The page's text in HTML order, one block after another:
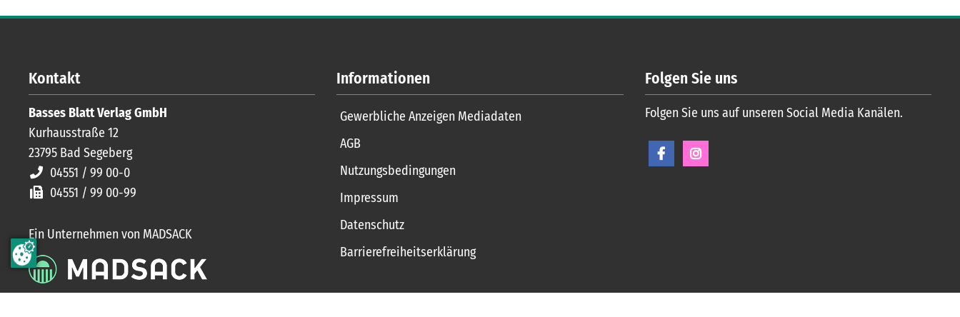
Kontakt
Basses Blatt Verlag GmbH
Kurhausstraße 12
23795 Bad Segeberg
04551 / 99 00-0
04551 / 99 00-99
Ein Unternehmen von MADSACK
Informationen
Gewerbliche Anzeigen Mediadaten
AGB
Nutzungsbedingungen
Impressum
Datenschutz
Barrierefreiheitserklärung
Folgen Sie uns
Folgen Sie uns auf unseren Social Media Kanälen.